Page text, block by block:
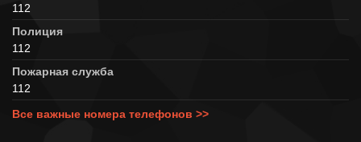
112
Полиция
112
Пожарная служба
112
Все важные номера телефонов >>